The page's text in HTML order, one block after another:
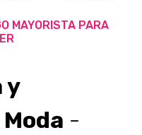
MAYORISTA PARA
y
-